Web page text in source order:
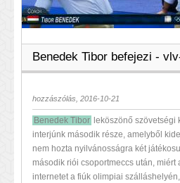
Benedek Tibor befejezi -
hozzászólás, 2016-10-21
Benedek Tibor leköszönő szövetségi
interjúnk második része, amelyből
nem hozta nyilvánosságra két
második riói csoportmeccs után, miért
internetet a fiúk olimpiai